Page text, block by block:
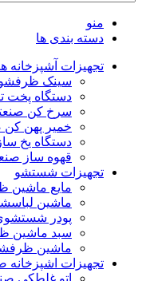
منو
دسته بندی ها
تجهیزات آشپزخانه
سینک
دستگاه پخت
سرخ کن
خمیر پهن کن
دستگاه یخ
قهوه ساز
تجهیزات شستشو
مایع ماشین
ماشین
پودر
سبد ماشین
ماشین
تجهیزات اشپزخانه